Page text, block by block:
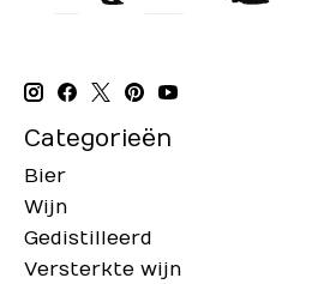
Categorieën
Bier
Wijn
Gedistilleerd
Versterkte wijn